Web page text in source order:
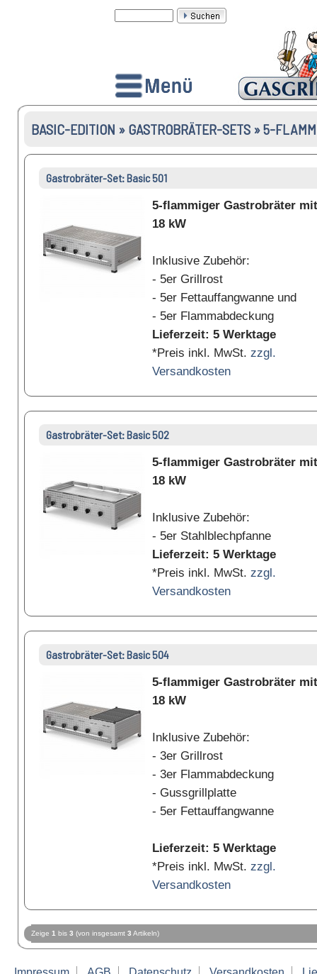
BASIC-EDITION » GASTROBRÄTER-SETS » 5-
Gastrobräter-Set: Basic 501
5-flammiger Gastrobräter mit
18 kW
Inklusive Zubehör:
- 5er Grillrost
- 5er Fettauffangwanne und
- 5er Flammabdeckung
Lieferzeit: 5 Werktage
*Preis inkl. MwSt. zzgl.
Versandkosten
Gastrobräter-Set: Basic 502
5-flammiger Gastrobräter mit
18 kW
Inklusive Zubehör:
- 5er Stahlblechpfanne
Lieferzeit: 5 Werktage
*Preis inkl. MwSt. zzgl.
Versandkosten
Gastrobräter-Set: Basic 504
5-flammiger Gastrobräter mit
18 kW
Inklusive Zubehör:
- 3er Grillrost
- 3er Flammabdeckung
- Gussgrillplatte
- 5er Fettauffangwanne
Lieferzeit: 5 Werktage
*Preis inkl. MwSt. zzgl.
Versandkosten
Zeige 1 bis 3 (von insgesamt 3 Artikeln)